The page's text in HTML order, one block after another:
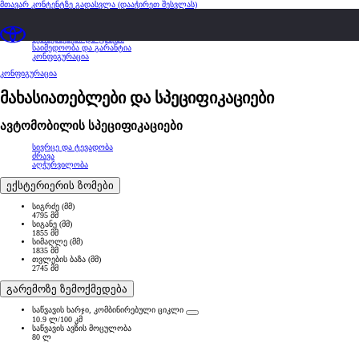
მთავარ კონტენტზე გადასვლა (დააჭირეთ შესვლას)
საიმედოობა და გარანტია
კონფიგურაცია
კონფიგურაცია
მახასიათებლები და სპეციფიკაციები
ავტომობილის სპეციფიკაციები
სივრცე და ტევადობა
ძრავა
აღჭურვილობა
ექსტერიერის ზომები
სიგრძე (მმ)
4795 მმ
სიგანე (მმ)
1855 მმ
სიმაღლე (მმ)
1835 მმ
თვლების ბაზა (მმ)
2745 მმ
გარემოზე ზემოქმედება
საწვავის ხარჯი, კომბინირებული ციკლი
10.9 ლ/100 კმ
საწვავის ავზის მოცულობა
80 ლ